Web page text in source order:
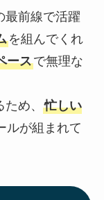
最前線で活躍
を組んでくれ
ースで無理な
め、 忙しい
ルが組まれて